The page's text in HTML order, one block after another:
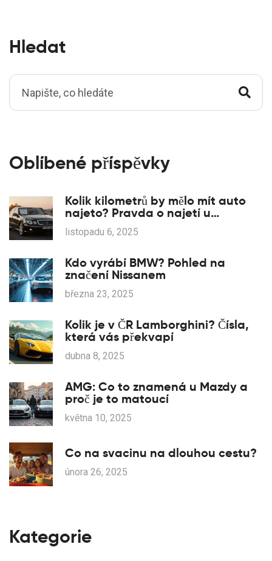
Hledat
Oblíbené příspěvky
Kolik kilometrů by mělo mít auto
najeto? Pravda o najetí u
Mercedes-Benz
listopadu 6, 2025
Kdo vyrábí BMW? Pohled na
značení Nissanem
března 23, 2025
Kolik je v ČR Lamborghini? Čísla,
která vás překvapí
dubna 8, 2025
AMG: Co to znamená u Mazdy a
proč je to matoucí
května 10, 2025
Co na svacinu na dlouhou cestu?
února 26, 2025
Kategorie